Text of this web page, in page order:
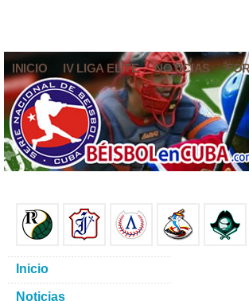
INICIO IV LIGA ELITE NOTICIAS
Inicio
Noticias